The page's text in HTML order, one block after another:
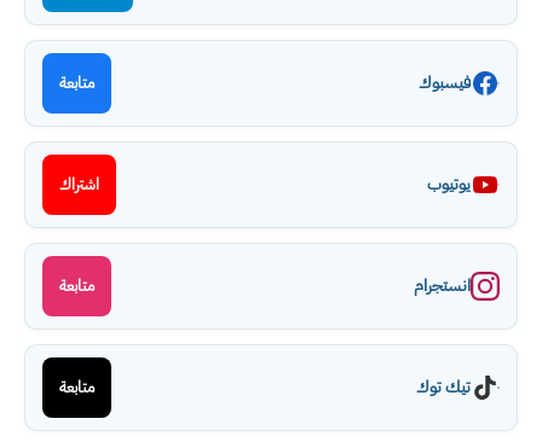
فيسبوك متابعة
يوتيوب اشتراك
انستجرام متابعة
تيك توك متابعة